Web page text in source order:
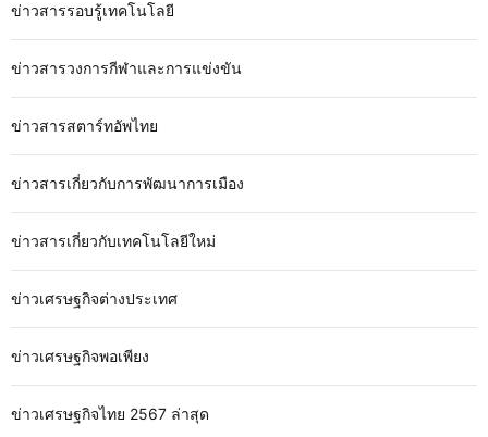
ข่าวสารรอบรู้เทคโนโลยี
ข่าวสารวงการกีฬาและการแข่งขัน
ข่าวสารสตาร์ทอัพไทย
ข่าวสารเกี่ยวกับการพัฒนาการเมือง
ข่าวสารเกี่ยวกับเทคโนโลยีใหม่
ข่าวเศรษฐกิจต่างประเทศ
ข่าวเศรษฐกิจพอเพียง
ข่าวเศรษฐกิจไทย 2567 ล่าสุด